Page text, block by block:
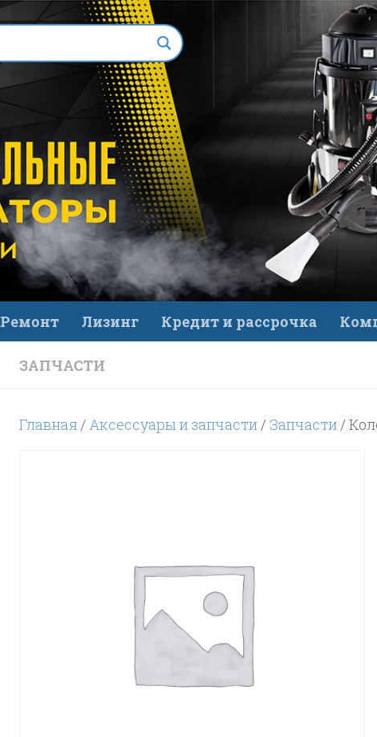
Ремонт Лизинг Кредит и рассрочка
ЗАПЧАСТИ
Главная/ Аксессуары и запчасти/ Запчасти/